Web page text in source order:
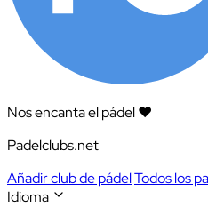
Nos encanta el pádel ❤️
Padelclubs.net
Añadir club de pádelTodos los
Idioma